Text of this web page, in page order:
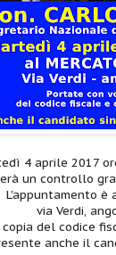
4 aprile 2017
un controllo
L'appuntamento è
via Verdi,
del codice
anche il